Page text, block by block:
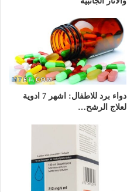
دواء برد للاطفال: اشهر 7 ادوية
لعلاج الرشح…